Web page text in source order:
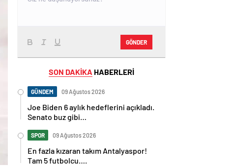
GÖNDER
SON DAKİKA HABERLERİ
GÜNDEM 09 Ağustos 2026
Joe Biden 6 aylık hedeflerini açıkladı.
Senato buz gibi…
SPOR 09 Ağustos 2026
En fazla kızaran takım Antalyaspor!
Tam 5 futbolcu….